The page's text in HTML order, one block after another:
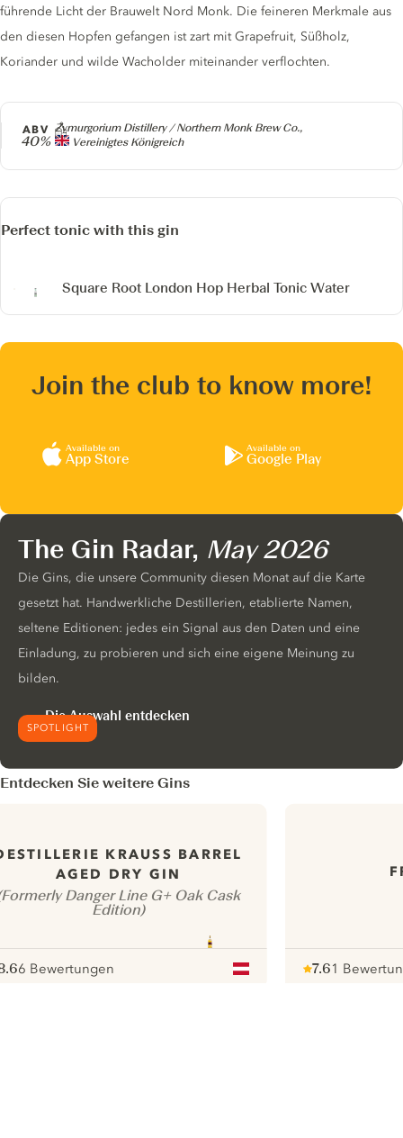
Producer
Zymurgorium Distillery / Northern Monk Brew Co.,
Vereinigtes Königreich
ABV
40%
führende Licht der Brauwelt Nord Monk. Die feineren Merkmale aus
den diesen Hopfen gefangen ist zart mit Grapefruit, Süßholz,
Koriander und wilde Wacholder miteinander verflochten.
Perfect tonic with this gin
Square Root London Hop Herbal Tonic Water
Join the club to know more!
Available on
App Store
Available on
Google Play
SPOTLIGHT
The Gin Radar, May 2026
Die Gins, die unsere Community diesen Monat auf die Karte
gesetzt hat. Handwerkliche Destillerien, etablierte Namen,
seltene Editionen: jedes ein Signal aus den Daten und eine
Einladung, zu probieren und sich eine eigene Meinung zu
bilden.
Die Auswahl entdecken
Entdecken Sie weitere Gins
KRAUSS BARREL
AGED DRY GIN
Danger Line G+ Oak Cask
Edition)
6 Bewertungen
7.61